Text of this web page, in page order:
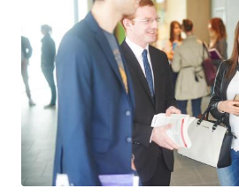
Méthodes d’enseignement
Horaire
Congé éducation payé (CEP)
Allègement du programme
Après le bachelier : le master